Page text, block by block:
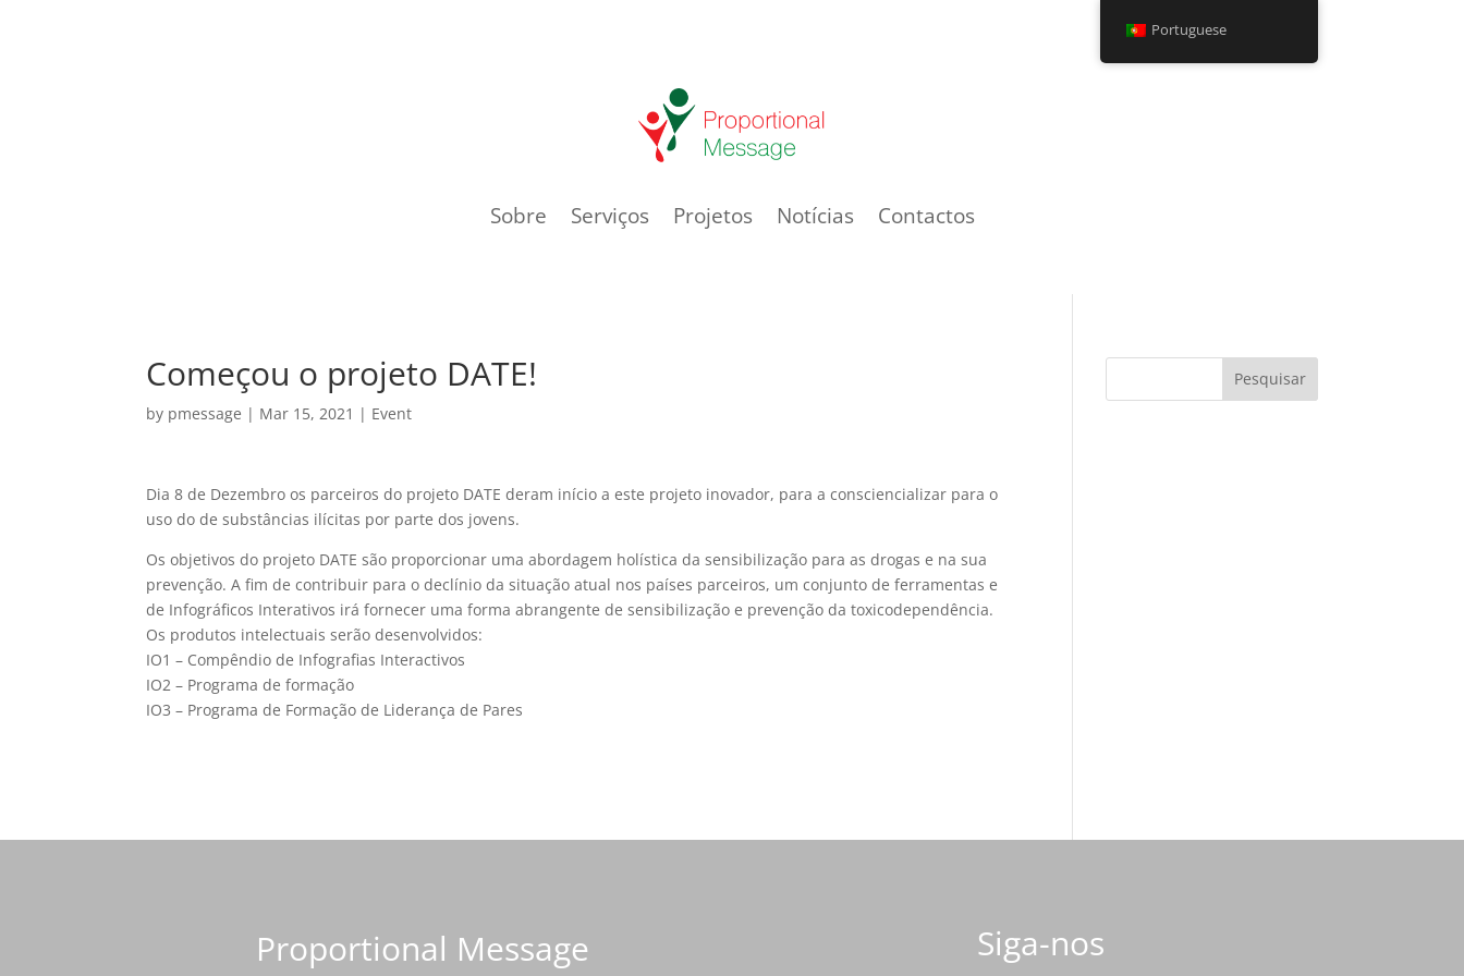
Sobre Serviços Projetos Notícias Contactos
Começou o projeto DATE!
by pmessage | Mar 15, 2021 | Event
Dia 8 de Dezembro os parceiros do projeto DATE deram início a este projeto inovador, para a consciencializar para o
uso do de substâncias ilícitas por parte dos jovens.
Os objetivos do projeto DATE são proporcionar uma abordagem holística da sensibilização para as drogas e na sua
prevenção. A fim de contribuir para o declínio da situação atual nos países parceiros, um conjunto de ferramentas e
de Infográficos Interativos irá fornecer uma forma abrangente de sensibilização e prevenção da toxicodependência.
Os produtos intelectuais serão desenvolvidos:
IO1 – Compêndio de Infografias Interactivos
IO2 – Programa de formação
IO3 – Programa de Formação de Liderança de Pares
Proportional Message Siga-nos
Portuguese